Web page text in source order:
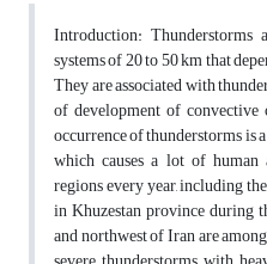
Introduction: Thunderstorms
systems of 20 to 50 km that
They are associated with
of development of
occurrence of thunderstorms is
which causes a lot of
regions every year, including
in Khuzestan province during
and northwest of Iran are